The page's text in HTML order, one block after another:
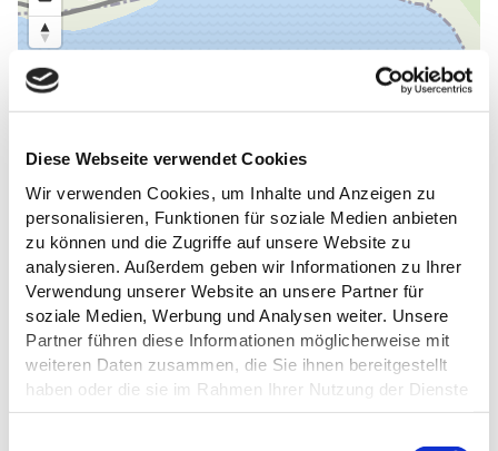
Diese Webseite verwendet Cookies
Wir verwenden Cookies, um Inhalte und Anzeigen zu
personalisieren, Funktionen für soziale Medien anbieten
zu können und die Zugriffe auf unsere Website zu
analysieren. Außerdem geben wir Informationen zu Ihrer
Verwendung unserer Website an unsere Partner für
soziale Medien, Werbung und Analysen weiter. Unsere
Partner führen diese Informationen möglicherweise mit
weiteren Daten zusammen, die Sie ihnen bereitgestellt
haben oder die sie im Rahmen Ihrer Nutzung der Dienste
gesammelt haben.